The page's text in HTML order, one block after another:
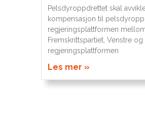
Pelsdyroppdrettet skal
kompensasjon til
regjeringsplattformen
Fremskrittspartiet, Venstre
regjeringsplattformen
Les mer »